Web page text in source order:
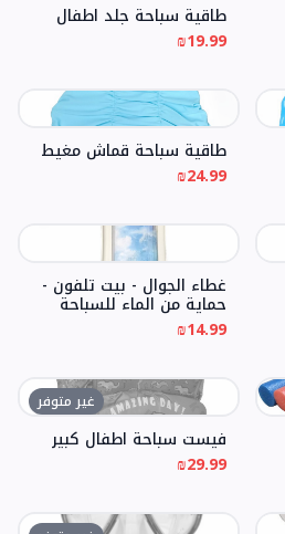
طاقية سباحة جلد اطفال
₪19.99
طاقية سباحة قماش مغيط
₪24.99
غطاء الجوال - بيت تلفون -
حماية من الماء للسباحة
₪14.99
غير متوفر
فيست سباحة اطفال كبير
₪29.99